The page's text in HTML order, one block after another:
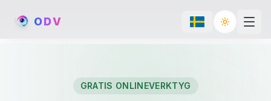
ODV Toggle
GRATIS ONLINEVERKTYG